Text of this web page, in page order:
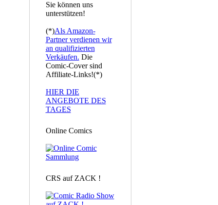
Sie können uns
unterstützen!
(*)Als Amazon-
Partner verdienen wir
an qualifizierten
Verkäufen. Die
Comic-Cover sind
Affiliate-Links!(*)
HIER DIE
ANGEBOTE DES
TAGES
Online Comics
CRS auf ZACK !